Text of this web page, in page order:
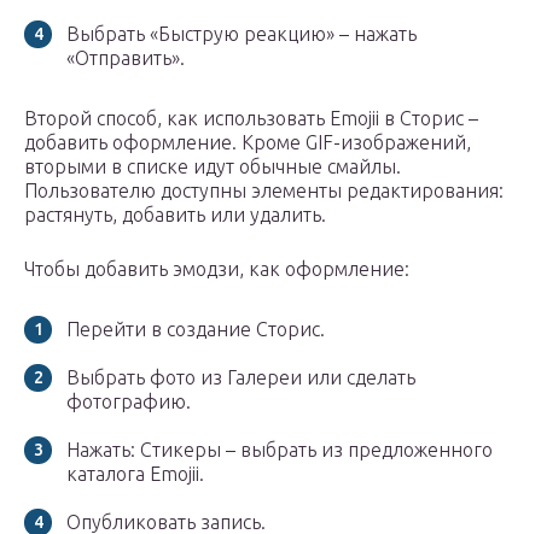
Выбрать «Быструю реакцию» – нажать
«Отправить».
Второй способ, как использовать Emojii в Сторис –
добавить оформление. Кроме GIF-изображений,
вторыми в списке идут обычные смайлы.
Пользователю доступны элементы редактирования:
растянуть, добавить или удалить.
Чтобы добавить эмодзи, как оформление:
Перейти в создание Сторис.
Выбрать фото из Галереи или сделать
фотографию.
Нажать: Стикеры – выбрать из предложенного
каталога Emojii.
Опубликовать запись.